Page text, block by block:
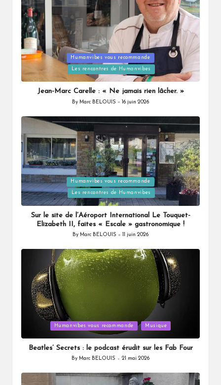
Posted
Humanvibes vous recommande
Les rencontres de Humanvibes
Jean-Marc Carelle : « Ne jamais rien lâcher. »
Posted
By Marc BELOUIS 16 juin 2026
Posted
in
Humanvibes vous recommande
Les rencontres de Humanvibes
Sur le site de l’Aéroport International Le Touquet-
Elizabeth II, faites « Escale » gastronomique !
Posted
By Marc BELOUIS 11 juin 2026
Humanvibes vous recommande Musique
Beatles’ Secrets : le podcast érudit sur les Fab Four
Posted
By Marc BELOUIS 21 mai 2026